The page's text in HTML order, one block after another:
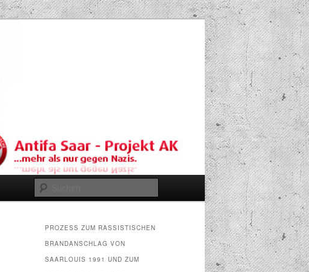
PROZESS ZUM RASSISTISCHEN
BRANDANSCHLAG VON
SAARLOUIS 1991 UND ZUM